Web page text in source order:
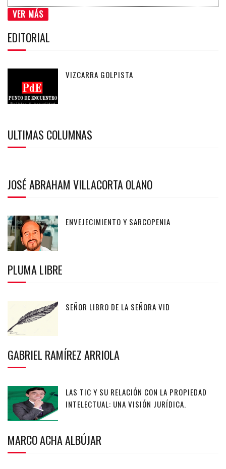
VER MÁS
EDITORIAL
VIZCARRA GOLPISTA
ULTIMAS COLUMNAS
JOSÉ ABRAHAM VILLACORTA OLANO
ENVEJECIMIENTO Y SARCOPENIA
PLUMA LIBRE
SEÑOR LIBRO DE LA SEÑORA VID
GABRIEL RAMÍREZ ARRIOLA
LAS TIC Y SU RELACIÓN CON LA PROPIEDAD
INTELECTUAL: UNA VISIÓN JURÍDICA.
MARCO ACHA ALBÚJAR